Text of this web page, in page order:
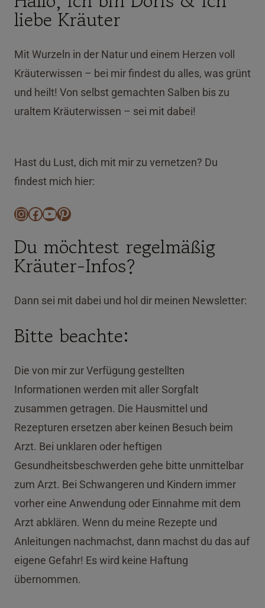
liebe Kräuter
Mit Wurzeln in der Natur und einem Herzen voll
Kräuterwissen – bei mir findest du alles, was grünt
und heilt! Von selbst gemachten Salben bis zu
uraltem Kräuterwissen – sei mit dabei!
Hast du Lust, dich mit mir zu vernetzen? Du
findest mich hier:
Instagram
Facebook
YouTube
Pinterest
Du möchtest regelmäßig
Kräuter-Infos?
Dann sei mit dabei und hol dir meinen Newsletter:
Bitte beachte:
Die von mir zur Verfügung gestellten
Informationen werden mit aller Sorgfalt
zusammen getragen. Die Hausmittel und
Rezepturen ersetzen aber keinen Besuch beim
Arzt. Bei unklaren oder heftigen
Gesundheitsbeschwerden gehe bitte unmittelbar
zum Arzt. Bei Schwangeren und Kindern immer
vorher eine Anwendung oder Einnahme mit dem
Arzt abklären. Wenn du meine Rezepte und
Anleitungen nachmachst, dann machst du das auf
eigene Gefahr! Es wird keine Haftung
übernommen.